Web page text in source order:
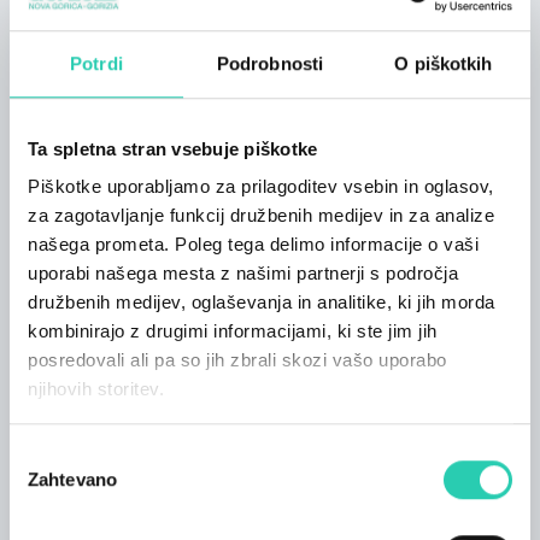
Potrdi Podrobnosti O piškotkih
Ta spletna stran vsebuje piškotke
Piškotke uporabljamo za prilagoditev vsebin in oglasov,
za zagotavljanje funkcij družbenih medijev in za analize
našega prometa. Poleg tega delimo informacije o vaši
uporabi našega mesta z našimi partnerji s področja
družbenih medijev, oglaševanja in analitike, ki jih morda
kombinirajo z drugimi informacijami, ki ste jim jih
posredovali ali pa so jih zbrali skozi vašo uporabo
njihovih storitev.
soglasja
Zahtevano
Poleg DJ-ja bo ob 18. uri v glasbenem programu v
živo nastopila tudi Tish, znana italijanska pevka
srbskega rodu iz Tržiča, ki bo zapela v akustični
v italijanščini z naslovom "Under The Dots". V
soboto, 16. aprila, bo goriškemu občinstvu ponudila
'unplugged', intimen nastop z zvoki popa, bluesa in
soula.
V živo bo nastopil tudi Stefano Comelli, poklicni
kipar, katerega dela so vključena v zbirke regionalnih
muzejev, kot sta Musei Provinciali v Gorici in Casa
Zanussi v Pordenonu. Na dogodku bo ustvarjal
skulpturo iz ledu.